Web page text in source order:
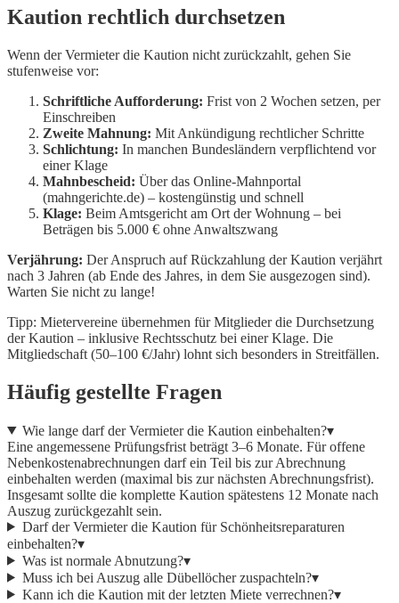
Kaution rechtlich durchsetzen
Wenn der Vermieter die Kaution nicht zurückzahlt, gehen Sie
stufenweise vor:
Schriftliche Aufforderung: Frist von 2 Wochen setzen, per
Einschreiben
Zweite Mahnung: Mit Ankündigung rechtlicher Schritte
Schlichtung: In manchen Bundesländern verpflichtend vor
einer Klage
Mahnbescheid: Über das Online-Mahnportal
(mahngerichte.de) – kostengünstig und schnell
Klage: Beim Amtsgericht am Ort der Wohnung – bei
Beträgen bis 5.000 € ohne Anwaltszwang
Verjährung: Der Anspruch auf Rückzahlung der Kaution verjährt
nach 3 Jahren (ab Ende des Jahres, in dem Sie ausgezogen sind).
Warten Sie nicht zu lange!
Tipp: Mietervereine übernehmen für Mitglieder die Durchsetzung
der Kaution – inklusive Rechtsschutz bei einer Klage. Die
Mitgliedschaft (50–100 €/Jahr) lohnt sich besonders in Streitfällen.
Häufig gestellte Fragen
Wie lange darf der Vermieter die Kaution einbehalten?▾
Eine angemessene Prüfungsfrist beträgt 3–6 Monate. Für offene
Nebenkostenabrechnungen darf ein Teil bis zur Abrechnung
einbehalten werden (maximal bis zur nächsten Abrechnungsfrist).
Insgesamt sollte die komplette Kaution spätestens 12 Monate nach
Auszug zurückgezahlt sein.
Darf der Vermieter die Kaution für Schönheitsreparaturen
einbehalten?▾
Was ist normale Abnutzung?▾
Muss ich bei Auszug alle Dübellöcher zuspachteln?▾
Kann ich die Kaution mit der letzten Miete verrechnen?▾